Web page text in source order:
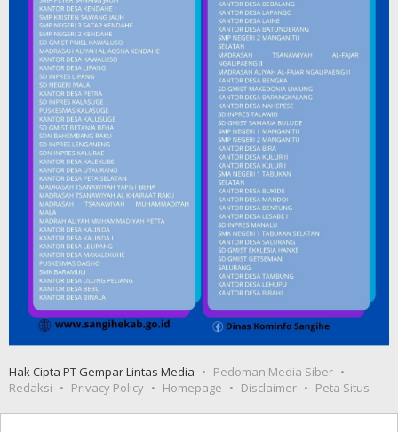
Hak Cipta PT Gempar Lintas Media
Pedoman Media Siber
Redaksi
Privacy Policy Homepage Disclaimer Peta Situs